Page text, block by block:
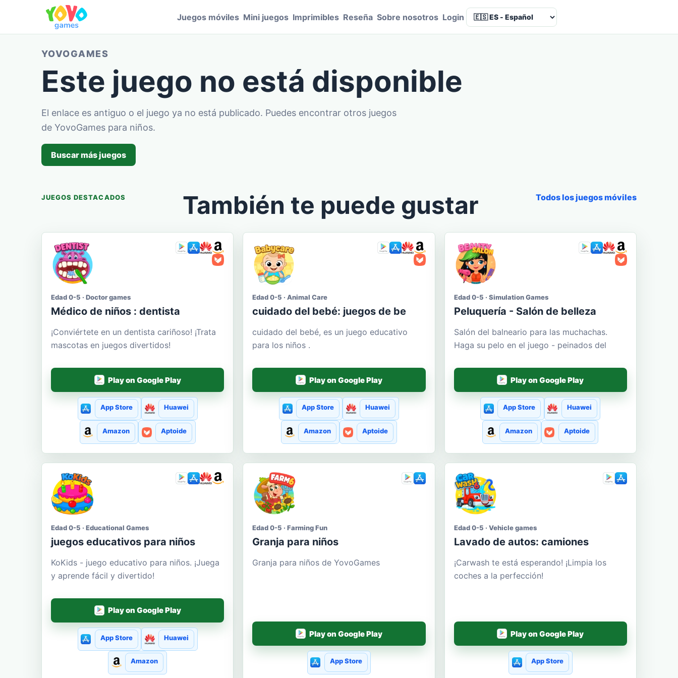
Juegos móviles Mini juegos Imprimibles Reseña Sobre nosotros Login Language
YOVOGAMES
Este juego no está disponible
El enlace es antiguo o el juego ya no está publicado. Puedes encontrar otros juegos
de YovoGames para niños.
Buscar más juegos
JUEGOS DESTACADOS También te puede gustar Todos los juegos móviles
Edad 0-5 · Doctor games
Médico de niños : dentista
¡Conviértete en un dentista cariñoso! ¡Trata
mascotas en juegos divertidos!
Play on Google Play
App Store Huawei
Amazon Aptoide
Edad 0-5 · Animal Care
cuidado del bebé: juegos de be
cuidado del bebé, es un juego educativo
para los niños .
Play on Google Play
App Store Huawei
Amazon Aptoide
Edad 0-5 · Simulation Games
Peluquería - Salón de belleza
Salón del balneario para las muchachas.
Haga su pelo en el juego - peinados del
Play on Google Play
App Store Huawei
Amazon Aptoide
Edad 0-5 · Educational Games
juegos educativos para niños
KoKids - juego educativo para niños. ¡Juega
y aprende fácil y divertido!
Play on Google Play
App Store Huawei
Amazon
Edad 0-5 · Farming Fun
Granja para niños
Granja para niños de YovoGames
Play on Google Play
App Store
Edad 0-5 · Vehicle games
Lavado de autos: camiones
¡Carwash te está esperando! ¡Limpia los
coches a la perfección!
Play on Google Play
App Store